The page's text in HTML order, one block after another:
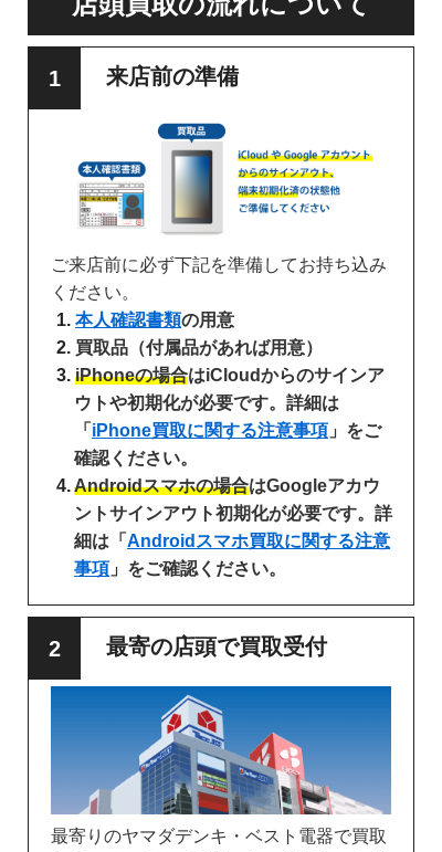
来店前の準備
ご来店前に必ず下記を準備してお持ち込み
ください。
本人確認書類の用意
買取品（付属品があれば用意）
iPhoneの場合はiCloudからのサインア
ウトや初期化が必要です。詳細は
「 iPhone買取に関する注意事項 」をご
確認ください。
Androidスマホの場合はGoogleアカウ
ントサインアウト初期化が必要です。詳
細は「 Androidスマホ買取に関する注意
事項 」をご確認ください。
最寄の店頭で買取受付
最寄りのヤマダデンキ・ベスト電器で買取